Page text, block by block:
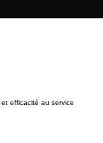
efficacité au service